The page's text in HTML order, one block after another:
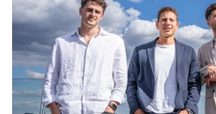
Vagy fedezze fel a
Üzlet Pénz Zöld